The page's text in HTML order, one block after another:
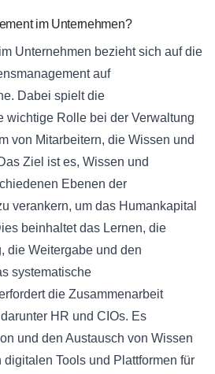
im Unternehmen?
Unternehmen bezieht sich auf die
auf
Dabei spielt die
wichtige Rolle bei der Verwaltung
von Mitarbeitern, die Wissen und
Ziel ist es, Wissen und
Ebenen der
verankern, um das Humankapital
beinhaltet das Lernen, die
die Weitergabe und den
systematische
die Zusammenarbeit
HR und CIOs. Es
und den Austausch von Wissen
Tools und Plattformen für